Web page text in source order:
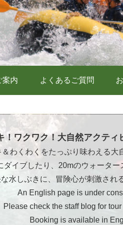
案内 よくあるご質問
！ワクワク！大自然アクティ
＆わくわくをたっぷり味わえる大
ダイブしたり、20mのウォータ
水しぶきに、冒険心が刺激され
An English page is under
Please check the staff blog for
Booking is available in